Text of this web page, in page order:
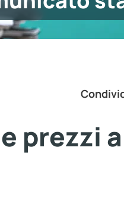
prezzi